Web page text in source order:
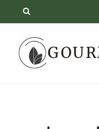
content